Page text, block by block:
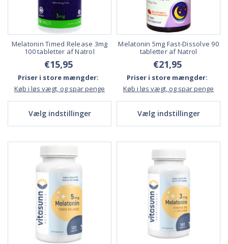
Melatonin Timed Release 3mg
100 tabletter af Natrol
€15,95
Priser i store mængder:
Køb i løs vægt, og spar penge
Vælg indstillinger
Melatonin 5mg Fast-Dissolve 90
tabletter af Natrol
€21,95
Priser i store mængder:
Køb i løs vægt, og spar penge
Vælg indstillinger